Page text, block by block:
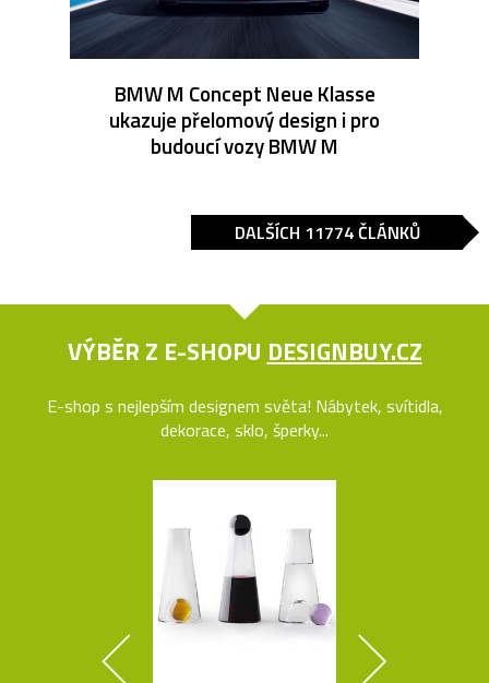
BMW M Concept Neue Klasse
ukazuje přelomový design i pro
budoucí vozy BMW M
DALŠÍCH 11774 ČLÁNKŮ
VÝBĚR Z E-SHOPU DESIGNBUY.CZ
E-shop s nejlepším designem světa! Nábytek, svítidla,
dekorace, sklo, šperky...